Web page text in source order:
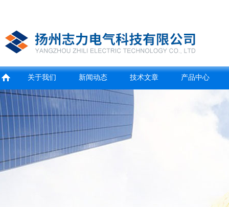
关于我们 新闻动态 技术文章 产品中心